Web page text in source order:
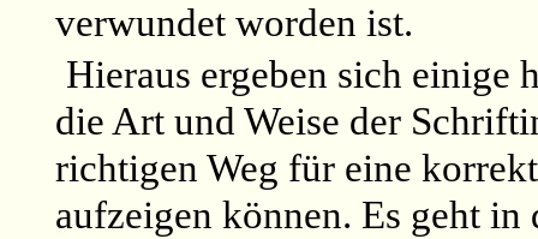
verwundet worden ist.
Hieraus ergeben sich einige
die Art und Weise der
richtigen Weg für eine
aufzeigen können. Es geht in